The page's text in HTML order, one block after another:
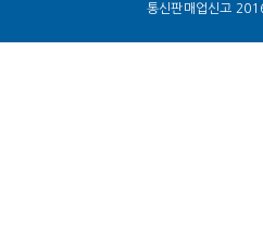
통신판매업신고